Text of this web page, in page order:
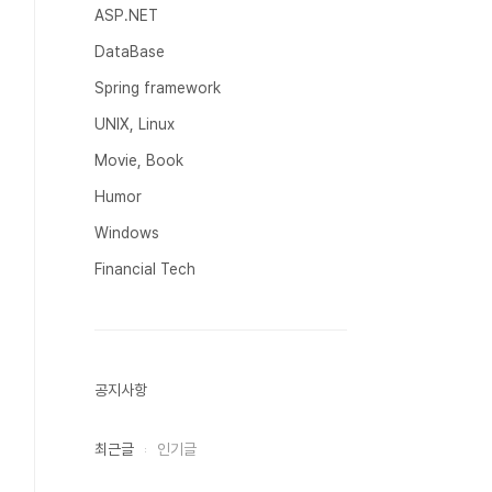
ASP.NET
DataBase
Spring framework
UNIX, Linux
Movie, Book
Humor
Windows
Financial Tech
공지사항
최근글 인기글